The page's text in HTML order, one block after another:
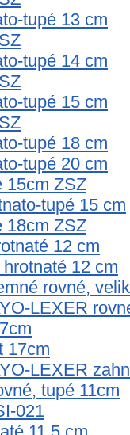
tupé 13 cm
tupé 14 cm
tupé 15 cm
tupé 18 cm
tupé 20 cm
15cm ZSZ
tupé 15 cm
18cm ZSZ
12 cm
12 cm
rovné,
LEXER
17cm
LEXER
tupé 11cm
021